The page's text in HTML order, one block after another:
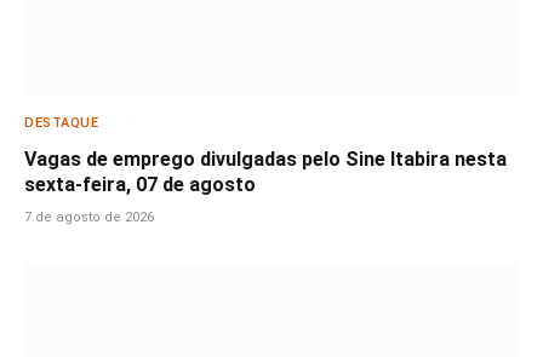
DESTAQUE
Vagas de emprego divulgadas pelo Sine Itabira nesta
sexta-feira, 07 de agosto
7 de agosto de 2026